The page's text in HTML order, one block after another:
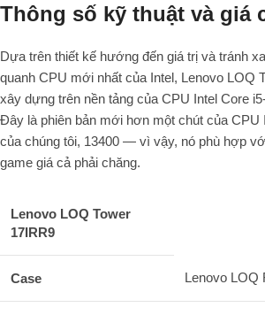
Thông số kỹ thuật và giá
Dựa trên thiết kế hướng đến giá trị và tránh
quanh CPU mới nhất của Intel, Lenovo LOQ
xây dựng trên nền tảng của CPU Intel Core
Đây là phiên bản mới hơn một chút của CPU
của chúng tôi, 13400 — vì vậy, nó phù hợp
game giá cả phải chăng.
Lenovo LOQ Tower
17IRR9
Case Lenovo LOQ